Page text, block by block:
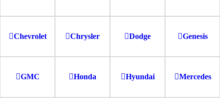
Chevrolet Chrysler Dodge Genesis
GMC Honda Hyundai Mercedes